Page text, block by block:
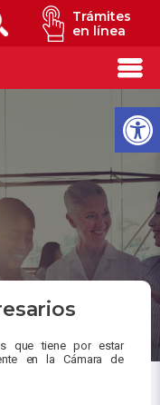
Trámites
en línea
que tiene por estar
en la Cámara de